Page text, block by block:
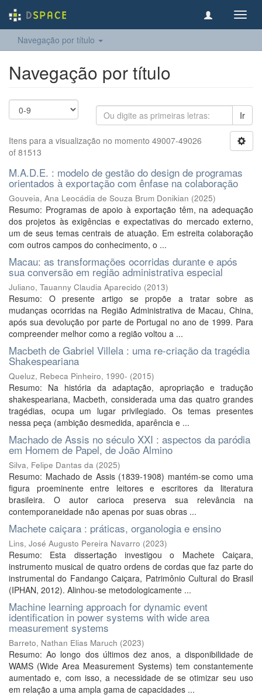
Navegação por título
Navegação por título
Ir
Itens para a visualização no momento 49007-49026
of 81513
M.A.D.E. : modelo de gestão do design de programas
orientados à exportação com ênfase na colaboração
Gouveia, Ana Leocádia de Souza Brum Donikian (2025)
Resumo: Programas de apoio à exportação têm, na adequação
dos projetos às exigências e expectativas do mercado externo,
um de seus temas centrais de atuação. Em estreita colaboração
com outros campos do conhecimento, o ...
Macau: as transformações ocorridas durante e após
sua conversão em região administrativa especial
Juliano, Tauanny Claudia Aparecido (2013)
Resumo: O presente artigo se propõe a tratar sobre as
mudanças ocorridas na Região Administrativa de Macau, China,
após sua devolução por parte de Portugal no ano de 1999. Para
compreender melhor como a região voltou a ...
Macbeth de Gabriel Villela : uma re-criação da tragédia
Shakespeariana
Queluz, Rebeca Pinheiro, 1990- (2015)
Resumo: Na história da adaptação, apropriação e tradução
shakespeariana, Macbeth, considerada uma das quatro grandes
tragédias, ocupa um lugar privilegiado. Os temas presentes
nessa peça (ambição desmedida, aparência e ...
Machado de Assis no século XXI : aspectos da paródia
em Homem de Papel, de João Almino
Silva, Felipe Dantas da (2025)
Resumo: Machado de Assis (1839-1908) mantém-se como uma
figura proeminente entre leitores e escritores da literatura
brasileira. O autor carioca preserva sua relevância na
contemporaneidade não apenas por suas obras ...
Machete caiçara : práticas, organologia e ensino
Lins, José Augusto Pereira Navarro (2023)
Resumo: Esta dissertação investigou o Machete Caiçara,
instrumento musical de quatro ordens de cordas que faz parte do
instrumental do Fandango Caiçara, Patrimônio Cultural do Brasil
(IPHAN, 2012). Alinhou-se metodologicamente ...
Machine learning approach for dynamic event
identification in power systems with wide area
measurement systems
Barreto, Nathan Elias Maruch (2023)
Resumo: Ao longo dos últimos dez anos, a disponibilidade de
WAMS (Wide Area Measurement Systems) tem constantemente
aumentado e, com isso, a necessidade de se otimizar seu uso
em relação a uma ampla gama de capacidades ...